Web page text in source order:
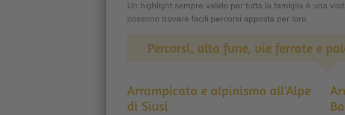
Un highlight sempre valido per tutta la famiglia è una
possono trovare facili percorsi apposta per loro.
Percorsi, alta fune, vie ferrate e
Arrampicata e alpinismo all'Alpe
di Siusi